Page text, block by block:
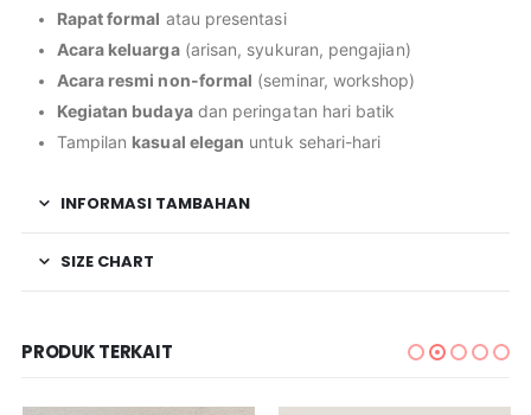
Rapat formal atau presentasi
Acara keluarga(arisan, syukuran, pengajian)
Acara resmi non-formal (seminar, workshop)
Kegiatan budayadan peringatan hari batik
Tampilan kasual elegan untuk sehari-hari
INFORMASI TAMBAHAN
SIZE CHART
PRODUK TERKAIT